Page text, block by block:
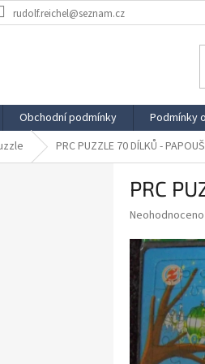
rudolf.reichel@seznam.cz
Obchodní podmínky Podmínky
PRC PUZZLE 70 DÍLKŮ -
PRC
Průměrné
produktu
je
0,0
z
hvězdiček.
Neohodnoceno